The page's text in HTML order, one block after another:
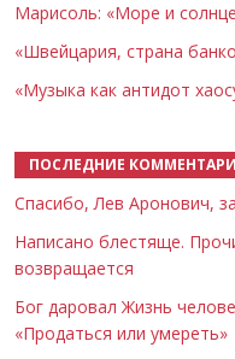
Марисоль: «Море и
«Швейцария, страна
«Музыка как антидот
ПОСЛЕДНИЕ
Спасибо, Лев Аронович,
Написано блестяще.
возвращается
Бог даровал Жизнь
«Продаться или умереть»